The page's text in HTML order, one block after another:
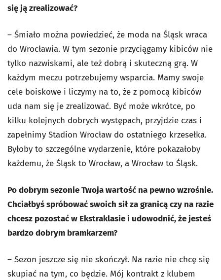
się ją zrealizować?
– Śmiało można powiedzieć, że moda na Śląsk wraca
do Wrocławia. W tym sezonie przyciągamy kibiców nie
tylko nazwiskami, ale też dobrą i skuteczną grą. W
każdym meczu potrzebujemy wsparcia. Mamy swoje
cele boiskowe i liczymy na to, że z pomocą kibiców
uda nam się je zrealizować. Być może wkrótce, po
kilku kolejnych dobrych występach, przyjdzie czas i
zapełnimy Stadion Wrocław do ostatniego krzesełka.
Byłoby to szczególne wydarzenie, które pokazałoby
każdemu, że Śląsk to Wrocław, a Wrocław to Śląsk.
Po dobrym sezonie Twoja wartość na pewno wzrośnie.
Chciałbyś spróbować swoich sił za granicą czy na razie
chcesz pozostać w Ekstraklasie i udowodnić, że jesteś
bardzo dobrym bramkarzem?
– Sezon jeszcze się nie skończył. Na razie nie chcę się
skupiać na tym, co będzie. Mój kontrakt z klubem